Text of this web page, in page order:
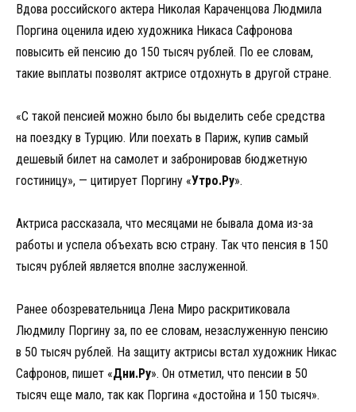
Вдова российского актера Николая Караченцова Людмила
Поргина оценила идею художника Никаса Сафронова
повысить ей пенсию до 150 тысяч рублей. По ее словам,
такие выплаты позволят актрисе отдохнуть в другой стране.
«С такой пенсией можно было бы выделить себе средства
на поездку в Турцию. Или поехать в Париж, купив самый
дешевый билет на самолет и забронировав бюджетную
гостиницу», — цитирует Поргину «Утро.Ру».
Актриса рассказала, что месяцами не бывала дома из-за
работы и успела объехать всю страну. Так что пенсия в 150
тысяч рублей является вполне заслуженной.
Ранее обозревательница Лена Миро раскритиковала
Людмилу Поргину за, по ее словам, незаслуженную пенсию
в 50 тысяч рублей. На защиту актрисы встал художник Никас
Сафронов, пишет «Дни.Ру». Он отметил, что пенсии в 50
тысяч еще мало, так как Поргина «достойна и 150 тысяч».